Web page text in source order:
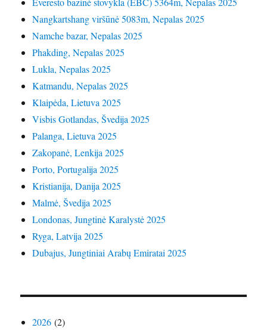
Nangkartshang viršūnė 5083m, Nepalas 2025
Namche bazar, Nepalas 2025
Phakding, Nepalas 2025
Lukla, Nepalas 2025
Katmandu, Nepalas 2025
Klaipėda, Lietuva 2025
Visbis Gotlandas, Švedija 2025
Palanga, Lietuva 2025
Zakopanė, Lenkija 2025
Porto, Portugalija 2025
Kristianija, Danija 2025
Malmė, Švedija 2025
Londonas, Jungtinė Karalystė 2025
Ryga, Latvija 2025
Dubajus, Jungtiniai Arabų Emiratai 2025
2026 (2)